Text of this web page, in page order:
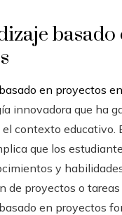
basado
en proyectos
innovadora que ha
contexto educativo.
que los
y
de proyectos o tareas
en proyectos